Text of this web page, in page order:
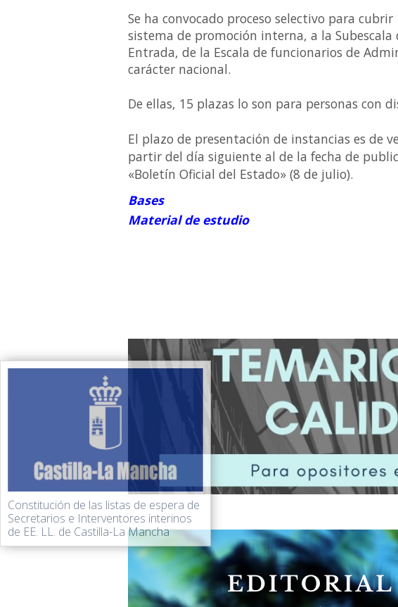
Se ha convocado proceso selectivo para
sistema de promoción interna, a la Subescala
Entrada, de la Escala de funcionarios de
carácter nacional.
De ellas, 15 plazas lo son para personas con
El plazo de presentación de instancias es de
partir del día siguiente al de la fecha de
«Boletín Oficial del Estado» (8 de julio).
Bases
Material de estudio
Constitución de las listas de espera de
Secretarios e Interventores interinos
de EE. LL. de Castilla-La Mancha